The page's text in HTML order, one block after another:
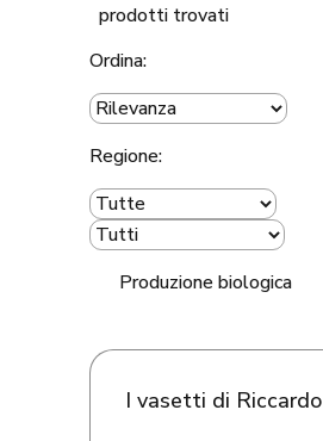
prodotti trovati
Ordina:
Regione:
Produzione biologica
I vasetti di Riccardo